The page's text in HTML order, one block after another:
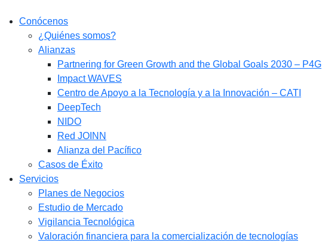
Conócenos
¿Quiénes somos?
Alianzas
Partnering for Green Growth and the Global Goals 2030 – P4G
Impact WAVES
Centro de Apoyo a la Tecnología y a la Innovación – CATI
DeepTech
NIDO
Red JOINN
Alianza del Pacífico
Casos de Éxito
Servicios
Planes de Negocios
Estudio de Mercado​
Vigilancia Tecnológica
Valoración financiera para la comercialización de tecnologías